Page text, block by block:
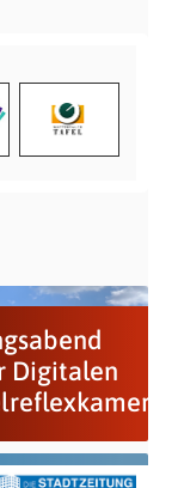
Digitalen